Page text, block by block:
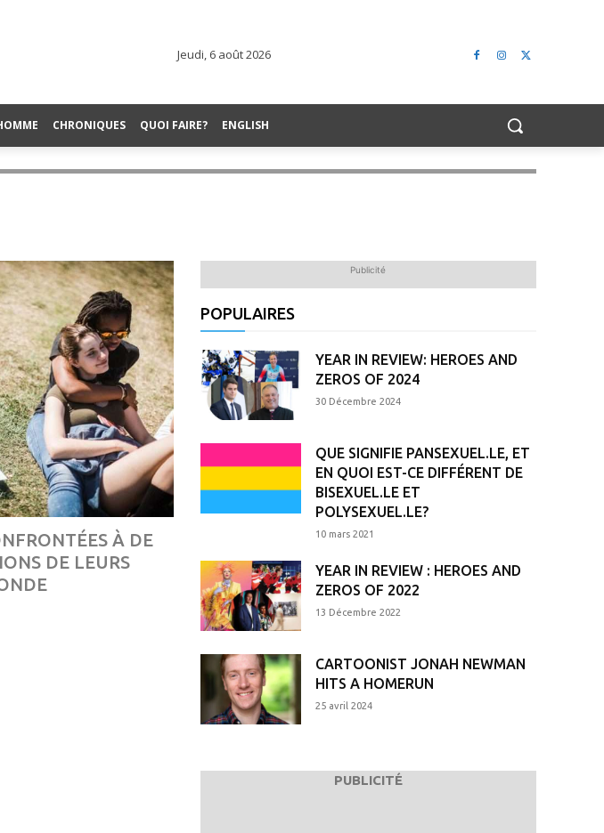
Jeudi, 6 août 2026
CHRONIQUES QUOI FAIRE? ENGLISH
À DE
DE LEURS
Publicité
POPULAIRES
YEAR IN REVIEW: HEROES AND
ZEROS OF 2024
30 Décembre 2024
QUE SIGNIFIE PANSEXUEL.LE, ET
EN QUOI EST-CE DIFFÉRENT DE
BISEXUEL.LE ET
POLYSEXUEL.LE?
10 mars 2021
YEAR IN REVIEW : HEROES AND
ZEROS OF 2022
13 Décembre 2022
CARTOONIST JONAH NEWMAN
HITS A HOMERUN
25 avril 2024
PUBLICITÉ